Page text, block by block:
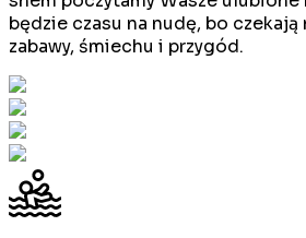
będzie czasu na nudę, bo czekają
zabawy, śmiechu i przygód.